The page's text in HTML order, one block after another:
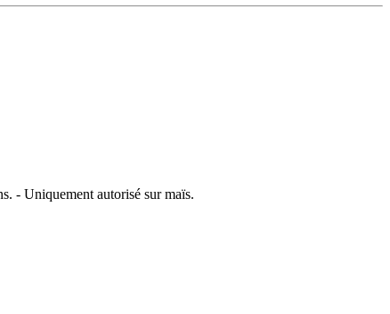
- Uniquement autorisé sur maïs.